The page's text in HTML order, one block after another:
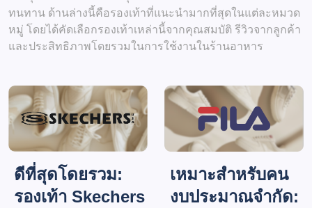
ทนทาน ด้านล่างนี้คือรองเท้าที่แนะนำมากที่สุดในแต่ละหมวด
หมู่ โดยได้คัดเลือกรองเท้าเหล่านี้จากคุณสมบัติ รีวิวจากลูกค้า
และประสิทธิภาพโดยรวมในการใช้งานในร้านอาหาร
ดีที่สุดโดยรวม:
รองเท้า Skechers
เหมาะสำหรับคน
งบประมาณจำกัด: